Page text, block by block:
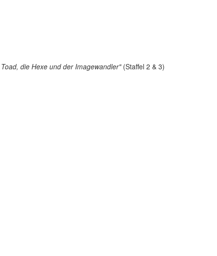
die Hexe und der Imagewandler"(Staffel 2 & 3)